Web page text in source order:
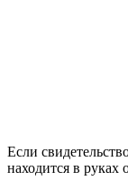
Если
находится в